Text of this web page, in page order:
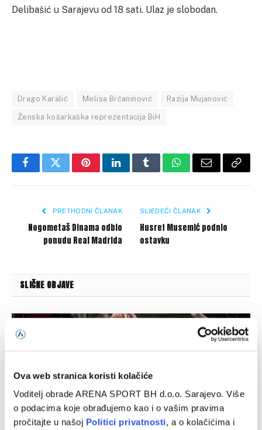
Ova web stranica koristi kolačiće
Voditelj obrade ARENA SPORT BH d.o.o. Sarajevo. Više
o podacima koje obrađujemo kao i o vašim pravima
pročitajte u našoj Politici privatnosti, a o kolačićima i
Delibašić u Sarajevu od 18 sati. Ulaz je slobodan.
Drago Karalić Melisa Brčaninović Razija Mujanović
Ženska košarkaška reprezentacija BiH
FacebookTwitterPinterestLinkedInTumblrWhatsApp
Email Copy
PRETHODNI ČLANAK
Nogometaš Dinama odbio
ponudu Real Madrida
SLJEDEĆI ČLANAK
Husref Musemić podnio
ostavku
SLIČNE OBJAVE